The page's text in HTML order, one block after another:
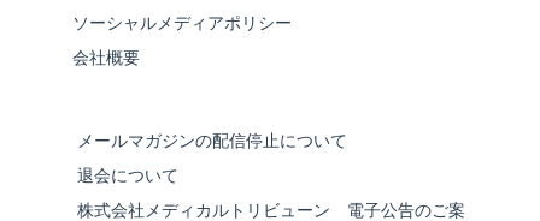
ソーシャルメディアポリシー
会社概要
メールマガジンの配信停止について
退会について
株式会社メディカルトリビューン 電子公告のご案